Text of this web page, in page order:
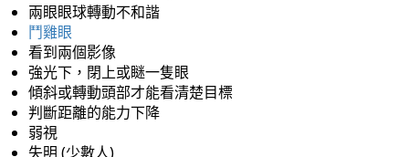
兩眼眼球轉動不和諧
鬥雞眼
看到兩個影像
強光下，閉上或瞇一隻眼
傾斜或轉動頭部才能看清楚目標
判斷距離的能力下降
弱視
失明 (少數人)